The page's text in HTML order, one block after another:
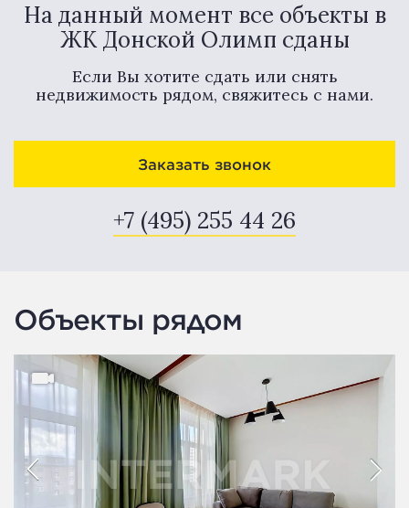
На данный момент все объекты в
ЖК Донской Олимп сданы
Если Вы хотите сдать или снять
недвижимость рядом, свяжитесь с нами.
Заказать звонок
+7 (495) 255 44 26
Объекты рядом